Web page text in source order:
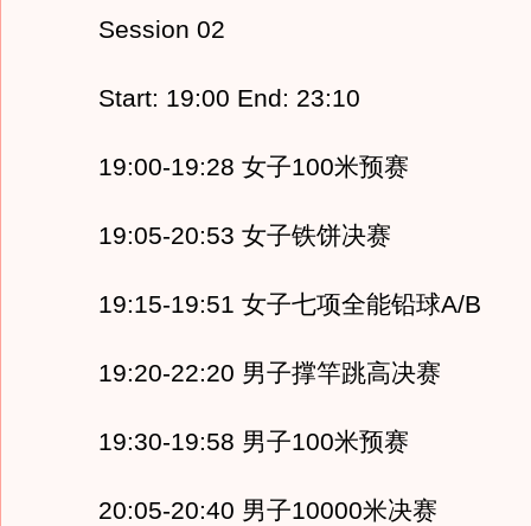
Session 02
Start: 19:00 End: 23:10
19:00-19:28 女子100米预赛
19:05-20:53 女子铁饼决赛
19:15-19:51 女子七项全能铅球A/B
19:20-22:20 男子撑竿跳高决赛
19:30-19:58 男子100米预赛
20:05-20:40 男子10000米决赛